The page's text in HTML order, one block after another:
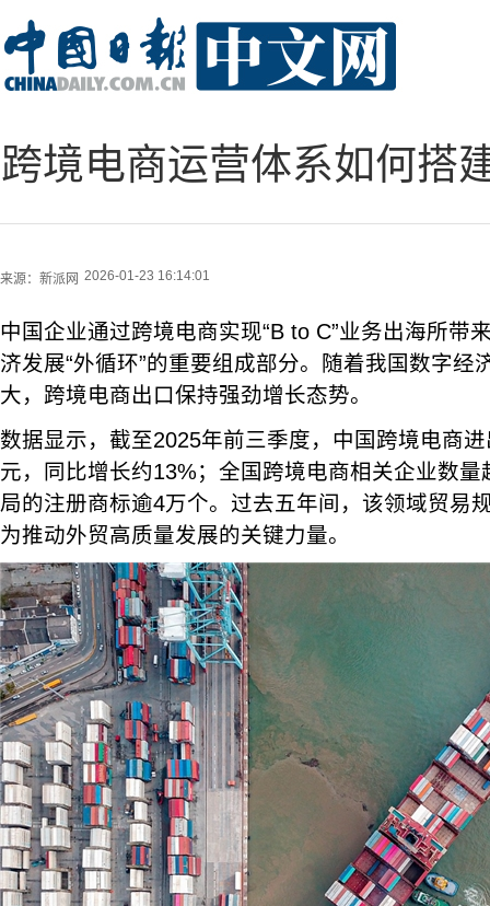
跨境电商运营体系如何搭
来源： 新派网 2026-01-23 16:14:01
中国企业通过跨境电商实现“B to C”业务出海所带
济发展“外循环”的重要组成部分。随着我国数字经
大，跨境电商出口保持强劲增长态势。
数据显示，截至2025年前三季度，中国跨境电商
元，同比增长约13%；全国跨境电商相关企业数
局的注册商标逾4万个。过去五年间，该领域贸易
为推动外贸高质量发展的关键力量。